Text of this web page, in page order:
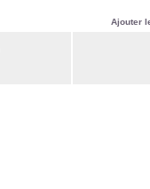
Ajouter